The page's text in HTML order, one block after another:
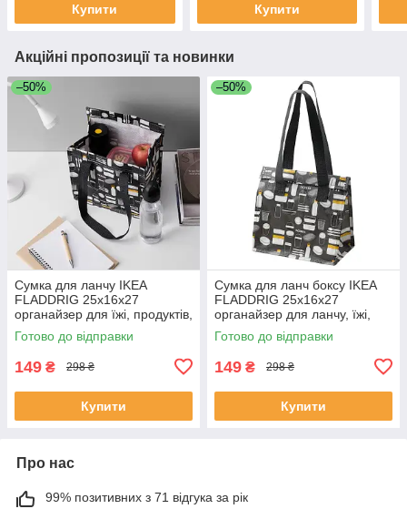
Купити Купити
Акційні пропозиції та новинки
–50%
Сумка для ланчу IKEA
FLADDRIG 25x16x27
органайзер для їжі, продуктів,
обіду ІКЕА ФЛАДРІГ
Готово до відправки
149 ₴ 298 ₴
Купити
–50%
Сумка для ланч боксу IKEA
FLADDRIG 25x16x27
органайзер для ланчу, їжі,
продуктів, обіду ІКЕА
ФЛАДДРІГ
Готово до відправки
149 ₴ 298 ₴
Купити
Про нас
99% позитивних з 71 відгука за рік